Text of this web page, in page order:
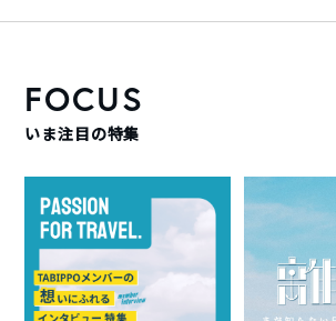
FOCUS
いま注目の特集